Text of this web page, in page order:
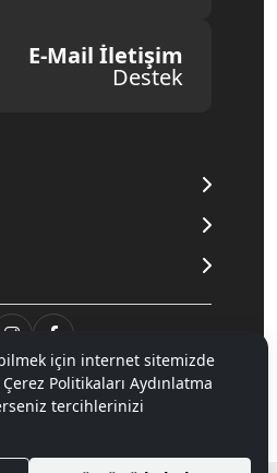
E-Mail İletişim
Destek
. Tüm hakları saklıdır.
için internet sitemizde
Politikaları Aydınlatma
tercihlerinizi